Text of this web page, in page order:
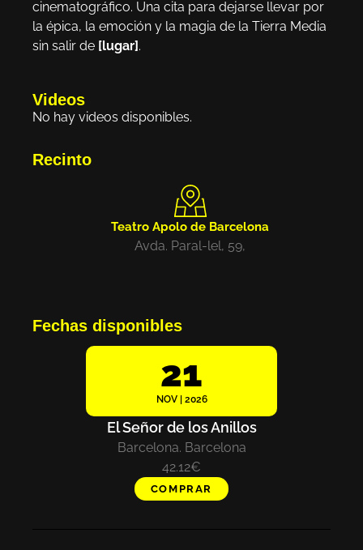
cinematográfico. Una cita para dejarse llevar por
la épica, la emoción y la magia de la Tierra Media
sin salir de [lugar].
Videos
No hay videos disponibles.
Recinto
Teatro Apolo de Barcelona
Avda. Paral-lel, 59,
Fechas disponibles
21
NOV | 2026
El Señor de los Anillos
Barcelona. Barcelona
42.12€
COMPRAR